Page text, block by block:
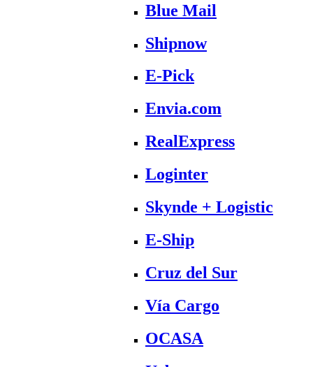
Blue Mail
Shipnow
E-Pick
Envia.com
RealExpress
Loginter
Skynde + Logistic
E-Ship
Cruz del Sur
Vía Cargo
OCASA